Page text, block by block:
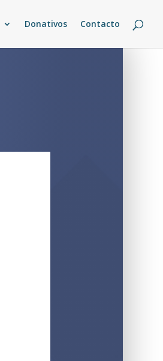
Donativos Contacto